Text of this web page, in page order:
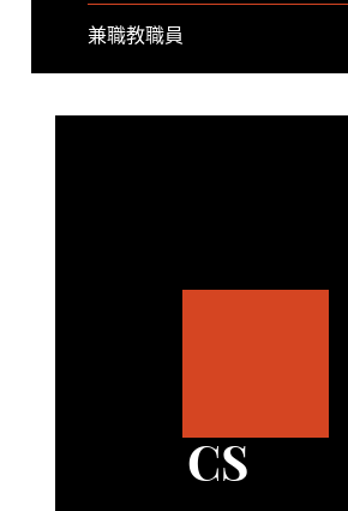
兼職教職員
CS